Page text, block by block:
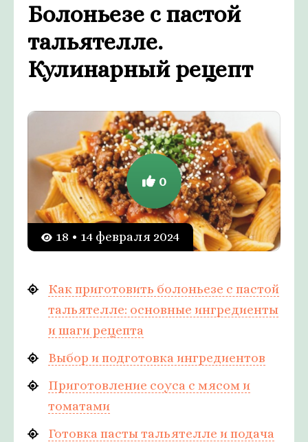
Болоньезе с пастой
тальятелле.
Кулинарный рецепт
18 • 14 февраля 2024
0
Как приготовить болоньезе с пастой
тальятелле: основные ингредиенты
и шаги рецепта
Выбор и подготовка ингредиентов
Приготовление соуса с мясом и
томатами
Готовка пасты тальятелле и подача